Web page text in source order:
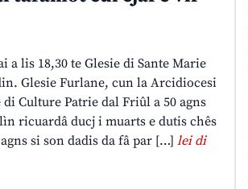
a lis 18,30 te Glesie di Sante Marie
Glesie Furlane, cun la Arcidiocesi
Culture Patrie dal Friûl a 50 agns
ricuardâ ducj i muarts e dutis chês
si son dadis da fâ par […] lei di